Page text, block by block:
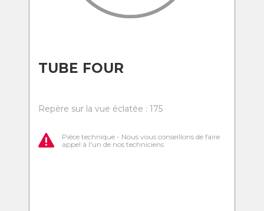
TUBE FOUR
Repère sur la vue éclatée : 175
Pièce technique - Nous vous conseillons de faire
appel à l'un de nos techniciens